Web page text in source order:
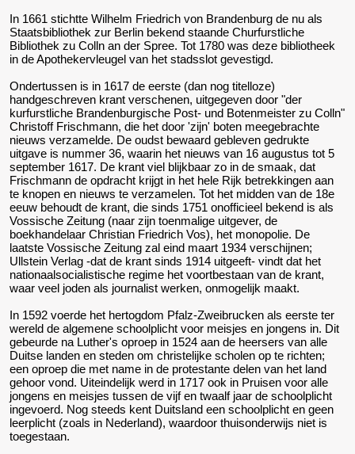
In 1661 stichtte Wilhelm Friedrich von Brandenburg de nu als
Staatsbibliothek zur Berlin bekend staande Churfurstliche
Bibliothek zu Colln an der Spree. Tot 1780 was deze bibliotheek
in de Apothekervleugel van het stadsslot gevestigd.
Ondertussen is in 1617 de eerste (dan nog titelloze)
handgeschreven krant verschenen, uitgegeven door "der
kurfurstliche Brandenburgische Post- und Botenmeister zu Colln"
Christoff Frischmann, die het door 'zijn' boten meegebrachte
nieuws verzamelde. De oudst bewaard gebleven gedrukte
uitgave is nummer 36, waarin het nieuws van 16 augustus tot 5
september 1617. De krant viel blijkbaar zo in de smaak, dat
Frischmann de opdracht krijgt in het hele Rijk betrekkingen aan
te knopen en nieuws te verzamelen. Tot het midden van de 18e
eeuw behoudt de krant, die sinds 1751 onofficieel bekend is als
Vossische Zeitung (naar zijn toenmalige uitgever, de
boekhandelaar Christian Friedrich Vos), het monopolie. De
laatste Vossische Zeitung zal eind maart 1934 verschijnen;
Ullstein Verlag -dat de krant sinds 1914 uitgeeft- vindt dat het
nationaalsocialistische regime het voortbestaan van de krant,
waar veel joden als journalist werken, onmogelijk maakt.
In 1592 voerde het hertogdom Pfalz-Zweibrucken als eerste ter
wereld de algemene schoolplicht voor meisjes en jongens in. Dit
gebeurde na Luther's oproep in 1524 aan de heersers van alle
Duitse landen en steden om christelijke scholen op te richten;
een oproep die met name in de protestante delen van het land
gehoor vond. Uiteindelijk werd in 1717 ook in Pruisen voor alle
jongens en meisjes tussen de vijf en twaalf jaar de schoolplicht
ingevoerd. Nog steeds kent Duitsland een schoolplicht en geen
leerplicht (zoals in Nederland), waardoor thuisonderwijs niet is
toegestaan.